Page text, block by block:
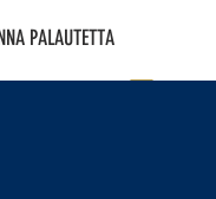
PALAUTETTA